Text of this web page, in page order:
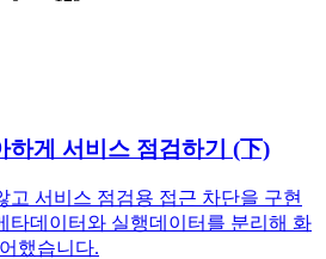
하게 서비스 점검하기 (下)
고 서비스 점검용 접근 차단을 구현
타데이터와 실행데이터를 분리해 화
했습니다.